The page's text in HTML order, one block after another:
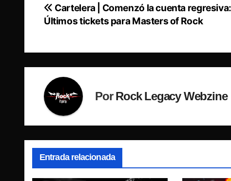
Navegación
de
entradas
Cartelera | Comenzó la cuenta regresiva:
Últimos tickets para Masters of Rock
PorRock Legacy Webzine
Entrada relacionada